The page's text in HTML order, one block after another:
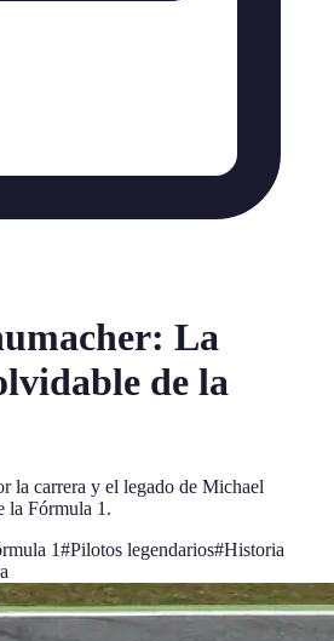
La
de la
la carrera y el legado de Michael
la Fórmula 1.
1#Pilotos legendarios#Historia